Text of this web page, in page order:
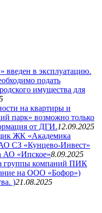
в эксплуатацию.
подать
имущества для
на квартиры и
парк» возможно только
от ДГИ.12.09.2025
ЖК «Академика
СЗ «Кунцево-Инвест»
АО «Ипское»8.09.2025
группы компаний ПИК
на ООО «Бофор»)
)21.08.2025